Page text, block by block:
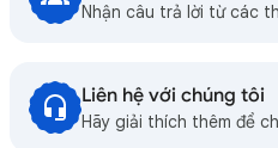
Nhận câu trả lời từ các
Liên hệ với chúng tôi
Hãy giải thích thêm để